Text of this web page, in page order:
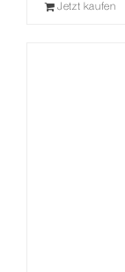
Jetzt kaufen